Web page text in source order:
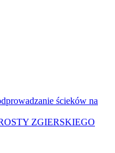
ścieków na
ZGIERSKIEGO